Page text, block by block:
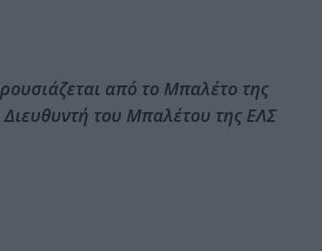
από το Μπαλέτο της
του Μπαλέτου της ΕΛΣ